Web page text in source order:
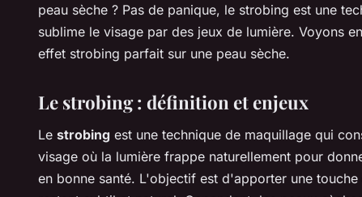
peau sèche ? Pas de panique, le strobing est une
sublime le visage par des jeux de lumière. Voyons
effet strobing parfait sur une peau sèche.
Le strobing : définition et enjeux
Le strobing est une technique de maquillage qui
visage où la lumière frappe naturellement pour
en bonne santé. L'objectif est d'apporter une